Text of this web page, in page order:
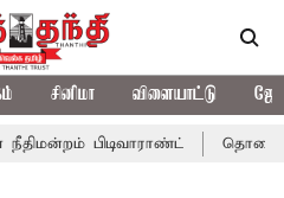
சினிமா விளையாட்டு
பிடிவாராண்ட்